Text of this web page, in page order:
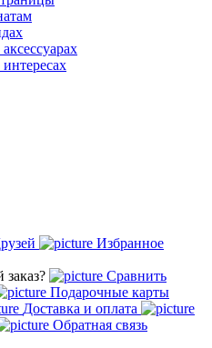
Избранное
заказ?
Сравнить
Подарочные карты
Доставка и оплата
Обратная связь